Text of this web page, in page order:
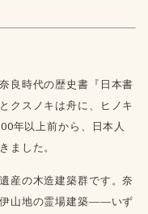
良時代の歴史書『日本書
クスノキは舟に、ヒノキ
年以上前から、日本人
ました。
産の木造建築群です。奈
伊山地の霊場建築——いず